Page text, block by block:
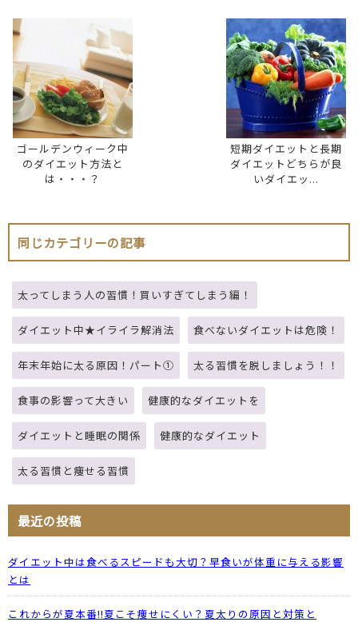
ゴールデンウィーク中
のダイエット方法と
は・・・？
短期ダイエットと長期
ダイエットどちらが良
いダイエッ...
同じカテゴリーの記事
太ってしまう人の習慣！買いすぎてしまう編！
ダイエット中★イライラ解消法 食べないダイエットは危険！
年末年始に太る原因！パート① 太る習慣を脱しましょう！！
食事の影響って大きい 健康的なダイエットを
ダイエットと睡眠の関係 健康的なダイエット
太る習慣と痩せる習慣
最近の投稿
ダイエット中は食べるスピードも大切？早食いが体重に与える影響
とは
これからが夏本番!!夏こそ痩せにくい？夏太りの原因と対策と